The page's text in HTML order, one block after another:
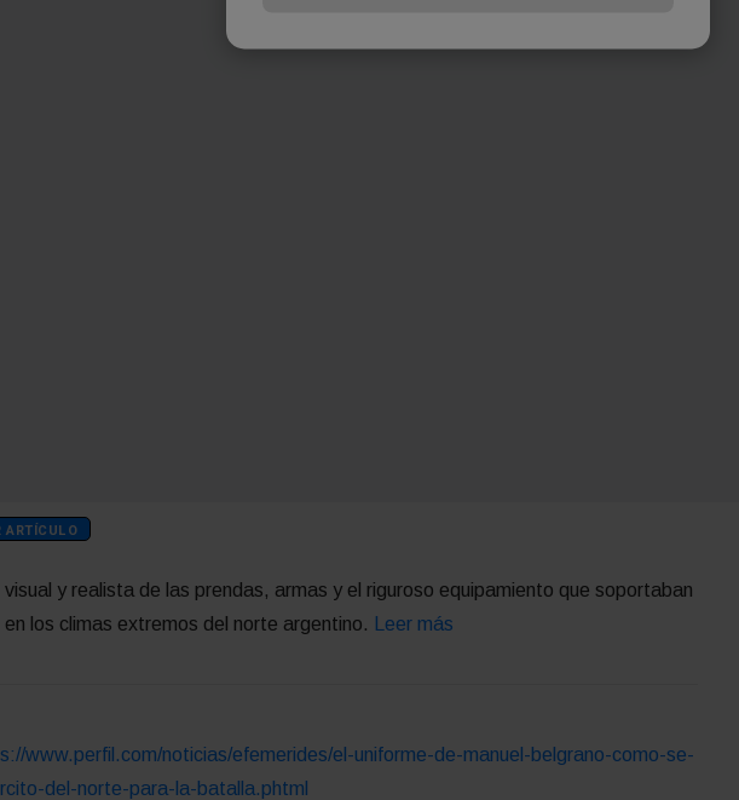
ARTÍCULO
visual y realista de las prendas, armas y el riguroso equipamiento que soportaban
en los climas extremos del norte argentino.
Leer más
www.perfil.com/noticias/efemerides/el-uniforme-de-manuel-belgrano-como-se-
del-norte-para-la-batalla.phtml